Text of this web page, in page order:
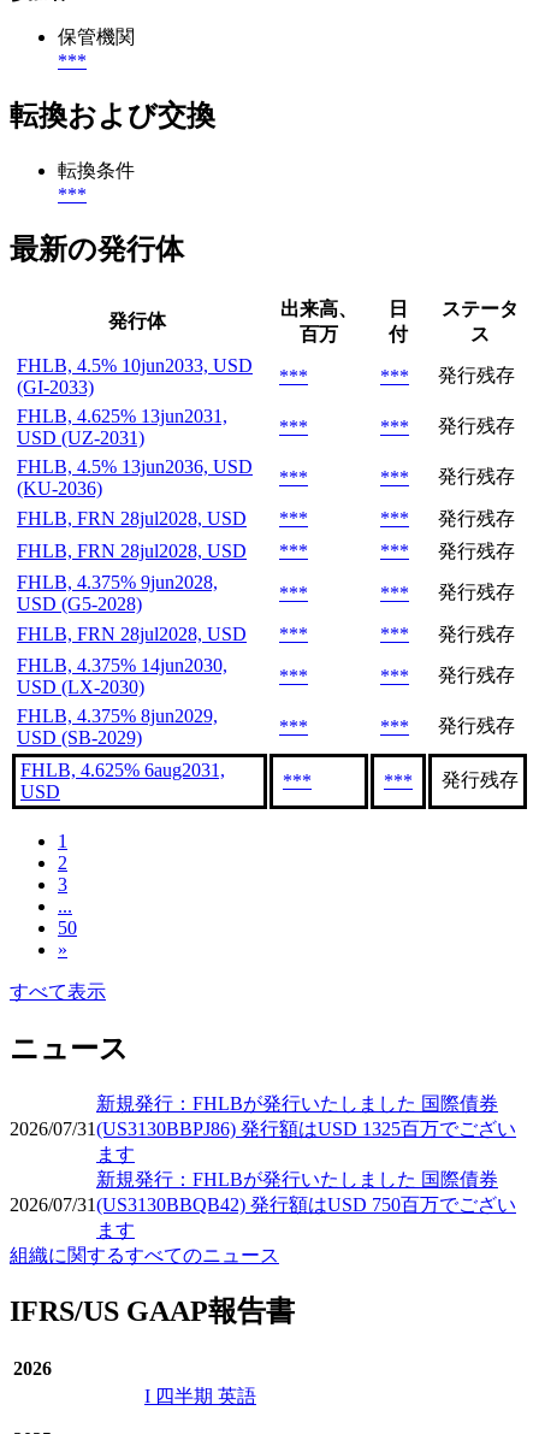
保管機関
***
転換および交換
転換条件
***
最新の発行体
発行体
出来高、
百万
日
付
ステータ
ス
FHLB, 4.5% 10jun2033, USD
(GI-2033)
*** ***
発行残存
FHLB, 4.625% 13jun2031,
USD (UZ-2031)
*** ***
発行残存
FHLB, 4.5% 13jun2036, USD
(KU-2036)
*** *** 発行残存
FHLB, FRN 28jul2028, USD *** ***
発行残存
FHLB, FRN 28jul2028, USD
*** ***
発行残存
FHLB, 4.375% 9jun2028,
USD (G5-2028)
*** *** 発行残存
FHLB, FRN 28jul2028, USD *** ***
発行残存
FHLB, 4.375% 14jun2030,
USD (LX-2030)
*** ***
発行残存
FHLB, 4.375% 8jun2029,
USD (SB-2029)
*** *** 発行残存
FHLB, 4.625% 6aug2031,
USD
*** *** 発行残存
1
2
3
...
50
»
すべて表示
ニュース
2026/07/31
新規発行：FHLBが発行いたしました 国際債券
(US3130BBPJ86) 発行額はUSD 1325百万でござい
ます
2026/07/31
新規発行：FHLBが発行いたしました 国際債券
(US3130BBQB42) 発行額はUSD 750百万でござい
ます
組織に関するすべてのニュース
IFRS/US GAAP報告書
2026
I 四半期 英語